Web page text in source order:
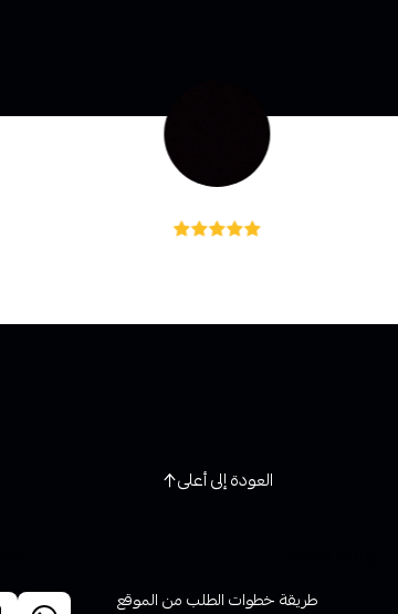
العودة إلى أعلى
طريقة خطوات الطلب من الموقع